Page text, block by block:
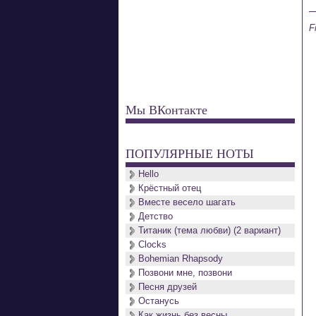
Мы ВКонтакте
ПОПУЛЯРНЫЕ НОТЫ
Hello
Крёстный отец
Вместе весело шагать
Детство
Титаник (тема любви) (2 вариант)
Clocks
Bohemian Rhapsody
Позвони мне, позвони
Песня друзей
Останусь